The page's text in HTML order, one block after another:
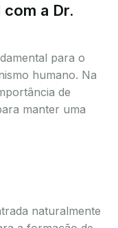
a Dr.
para o
humano. Na
de
manter uma
naturalmente